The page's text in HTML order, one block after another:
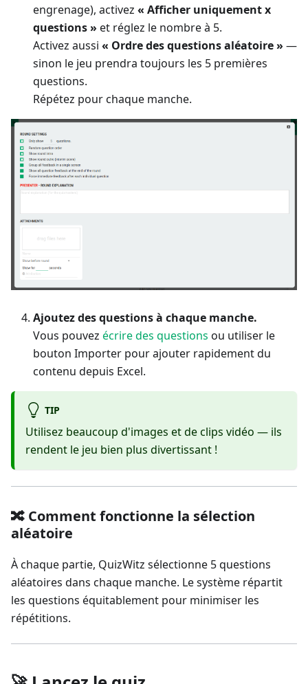
engrenage), activez « Afficher uniquement x
questions » et réglez le nombre à 5.
Activez aussi « Ordre des questions aléatoire » —
sinon le jeu prendra toujours les 5 premières
questions.
Répétez pour chaque manche.
Ajoutez des questions à chaque manche.
Vous pouvez écrire des questions ou utiliser le
bouton Importer pour ajouter rapidement du
contenu depuis Excel.
TIP
Utilisez beaucoup d'images et de clips vidéo — ils
rendent le jeu bien plus divertissant !
🔀 Comment fonctionne la sélection
aléatoire
À chaque partie, QuizWitz sélectionne 5 questions
aléatoires dans chaque manche. Le système répartit
les questions équitablement pour minimiser les
répétitions.